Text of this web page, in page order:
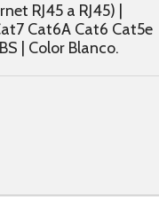
RJ45 a RJ45) |
Cat6A Cat6 Cat5e
| Color Blanco.